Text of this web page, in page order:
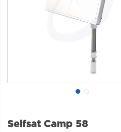
Selfsat Camp 58